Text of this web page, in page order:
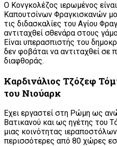
Ο Κονγκολέζος ιερωμένος
Καπουτσίνων Φραγκισκανών
τις διδασκαλίες του Αγίου
αντιταχθεί σθενάρα στους
Είναι υπερασπιστής του
δεν φοβάται να αντιταχθεί σε
διαφθοράς.
Καρδινάλιος Τζόζεφ
του Νιούαρκ
Εχει εργαστεί στη Ρώμη ως
Βατικανού και ως ηγέτης του
μιας κοινότητας
περισσότερες από 80 χώρες